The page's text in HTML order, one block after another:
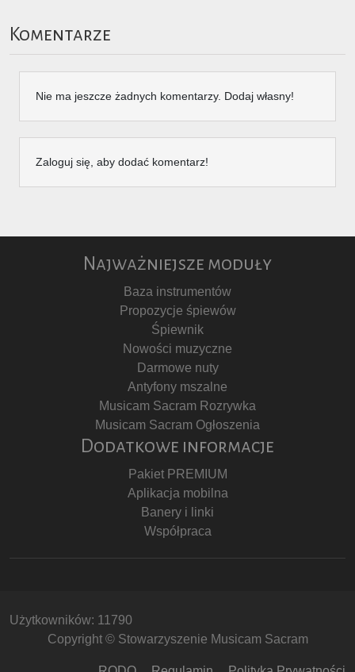
Komentarze
Nie ma jeszcze żadnych komentarzy. Dodaj własny!
Zaloguj się, aby dodać komentarz!
Najważniejsze moduły
Baza instrumentów
Propozycje śpiewów
Śpiewnik
Nowości muzyczne
Darmowe nuty
Antyfony mszalne
Musicam Sacram Rozrywka
Musicam Sacram Ogłoszenia
Dodatkowe informacje
Pakiet PREMIUM
Aplikacja mobilna
Banery i linki
Współpraca
Użytkowników: 11790
Copyright © Stowarzyszenie Musicam Sacram